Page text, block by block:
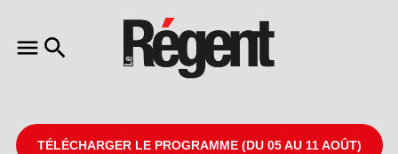
TÉLÉCHARGER LE PROGRAMME (DU 05 AU 11 AOÛT)